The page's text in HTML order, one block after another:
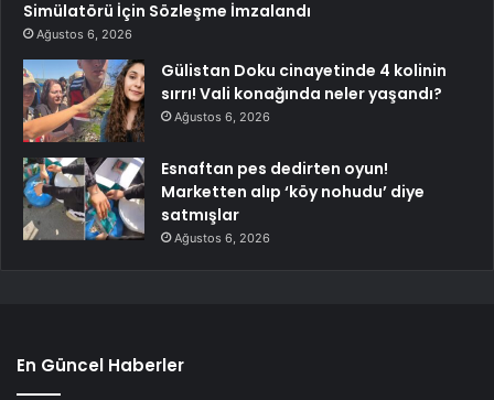
Simülatörü İçin Sözleşme İmzalandı
Ağustos 6, 2026
Gülistan Doku cinayetinde 4 kolinin
sırrı! Vali konağında neler yaşandı?
Ağustos 6, 2026
Esnaftan pes dedirten oyun!
Marketten alıp ‘köy nohudu’ diye
satmışlar
Ağustos 6, 2026
En Güncel Haberler